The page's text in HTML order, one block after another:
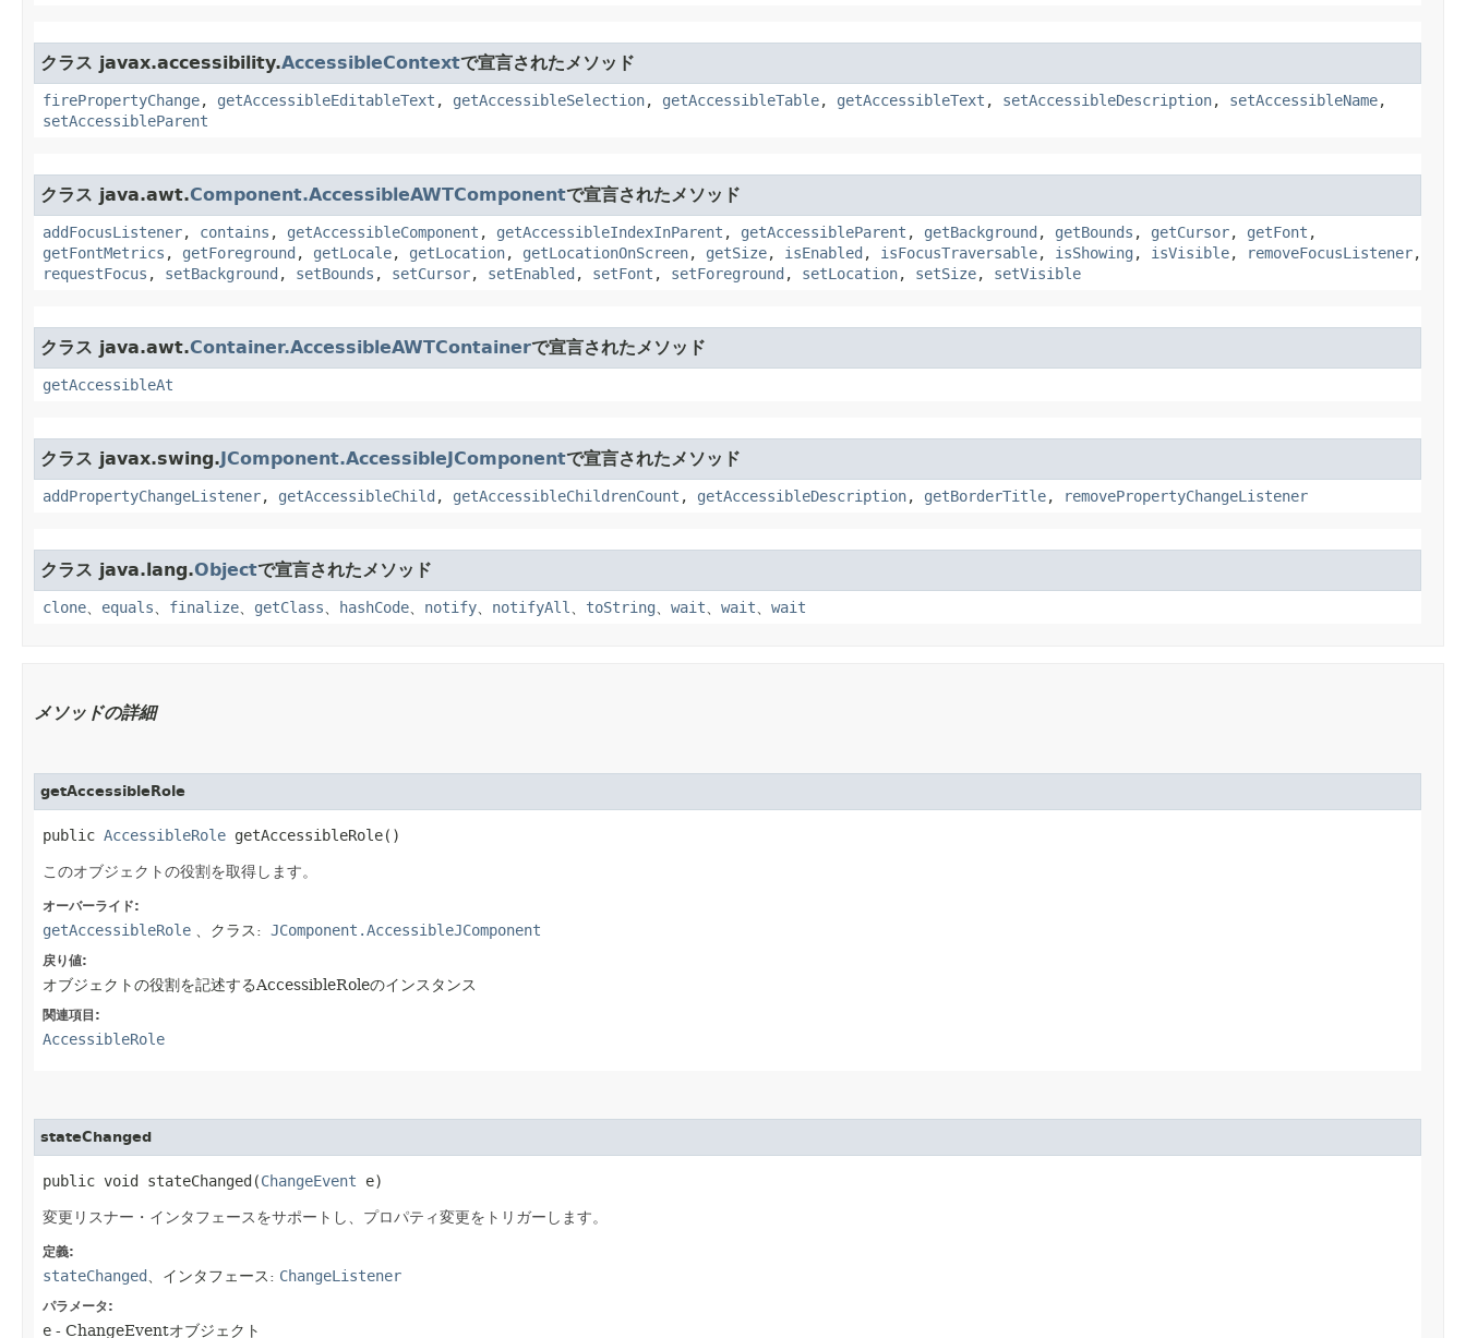
クラス javax.accessibility.AccessibleContextで宣言されたメソッド
firePropertyChange, getAccessibleEditableText , getAccessibleSelection, getAccessibleTable, getAccessibleText , setAccessibleDescription, setAccessibleName,
setAccessibleParent
クラス java.awt.Component.AccessibleAWTComponentで宣言されたメソッド
addFocusListener, contains , getAccessibleComponent , getAccessibleIndexInParent , getAccessibleParent , getBackground , getBounds , getCursor, getFont ,
getFontMetrics , getForeground , getLocale, getLocation, getLocationOnScreen, getSize, isEnabled , isFocusTraversable, isShowing , isVisible, removeFocusListener,
requestFocus , setBackground , setBounds , setCursor, setEnabled , setFont , setForeground , setLocation, setSize, setVisible
クラス java.awt.Container.AccessibleAWTContainerで宣言されたメソッド
getAccessibleAt
クラス javax.swing.JComponent.AccessibleJComponentで宣言されたメソッド
addPropertyChangeListener, getAccessibleChild , getAccessibleChildrenCount , getAccessibleDescription, getBorderTitle, removePropertyChangeListener
クラス java.lang.Objectで宣言されたメソッド
clone、 equals、 finalize、 getClass、 hashCode、 notify、 notifyAll、 toString、 wait、 wait、 wait
メソッドの詳細
getAccessibleRole
public AccessibleRole getAccessibleRole()
このオブジェクトの役割を取得します。
オーバーライド:
getAccessibleRole 、クラス: JComponent.AccessibleJComponent
戻り値:
オブジェクトの役割を記述するAccessibleRoleのインスタンス
関連項目:
AccessibleRole
stateChanged
public void stateChanged​(ChangeEvent e)
変更リスナー・インタフェースをサポートし、プロパティ変更をトリガーします。
定義:
stateChanged 、インタフェース: ChangeListener
パラメータ:
e - ChangeEventオブジェクト